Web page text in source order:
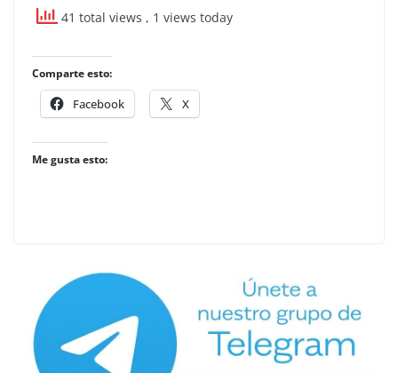
41 total views , 1 views today
Comparte esto:
Facebook X
Me gusta esto: